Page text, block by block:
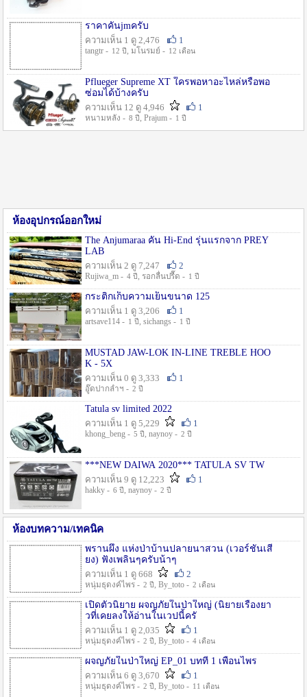
ราคาคันjmครับ
ความเห็น 1 ดู 2,476
1
tangtr - 12 ปี , มโนรมย์ - 12 เดือน
Pflueger Supreme XT ใครพอหาอะไหล่หรือพอ
ซ่อมได้บ้างครับ
ความเห็น 12 ดู 4,946
1
หนามหลัง - 8 ปี , Prajum - 1 ปี
ห้องอุปกรณ์ออกใหม่
The Anjumaraa คัน Hi-End รุ่นแรกจาก PREY
LAB
ความเห็น 2 ดู 7,247
2
Rujiwa_m - 4 ปี , รอกลื่นปรื๊ด - 1 ปี
กระติกเก็บความเย็นขนาด 125
ความเห็น 1 ดู 3,206
1
artsave114 - 1 ปี , sichangs - 1 ปี
MUSTAD JAW-LOK IN-LINE TREBLE HOO
K - 5X
ความเห็น 0 ดู 3,333
1
อู๊ดปากลำฯ - 2 ปี
Tatula sv limited 2022
ความเห็น 1 ดู 5,229
1
khong_beng - 5 ปี , naynoy - 2 ปี
***NEW DAIWA 2020*** TATULA SV TW
ความเห็น 9 ดู 12,223
1
hakky - 6 ปี , naynoy - 2 ปี
ห้องบทความ/เทคนิค
พรานผึ้ง แห่งป่าบ้านปลายนาสวน (เวอร์ชั่นเสี
ยง) ฟังเพลินๆครับน้าๆ
ความเห็น 1 ดู 668
2
หนุ่มธุดงค์ไพร - 2 ปี , By_toto - 2 เดือน
เปิดตัวนิยาย ผจญภัยในป่าใหญ่ (นิยายเรื่องยา
วที่เคยลงให้อ่านในเวปนี้ครั
ความเห็น 1 ดู 2,035
1
หนุ่มธุดงค์ไพร - 2 ปี , By_toto - 4 เดือน
ผจญภัยในป่าใหญ่ EP_01 บทที่ 1 เพื่อนไพร
ความเห็น 6 ดู 3,670
1
หนุ่มธุดงค์ไพร - 2 ปี , By_toto - 11 เดือน